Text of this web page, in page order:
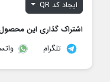
ایجاد کد QR
اشتراک گذاری این محصول
تلگرام